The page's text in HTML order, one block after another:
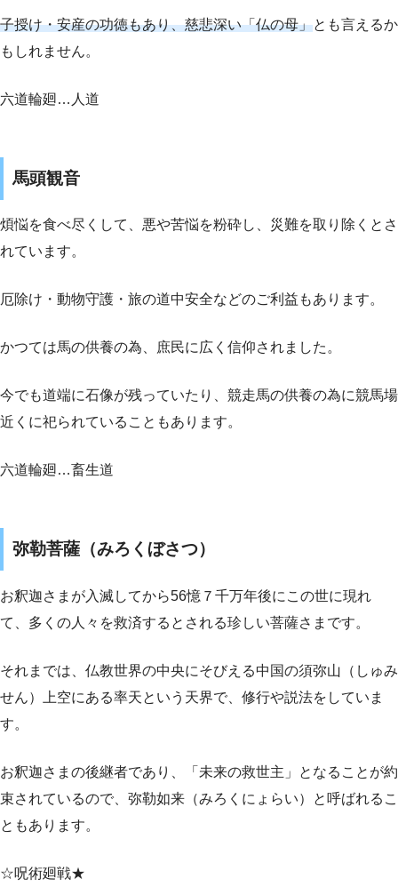
子授け・安産の功徳もあり、慈悲深い「仏の母」とも言えるか
もしれません。
六道輪廻…人道
馬頭観音
煩悩を食べ尽くして、悪や苦悩を粉砕し、災難を取り除くとさ
れています。
厄除け・動物守護・旅の道中安全などのご利益もあります。
かつては馬の供養の為、庶民に広く信仰されました。
今でも道端に石像が残っていたり、競走馬の供養の為に競馬場
近くに祀られていることもあります。
六道輪廻…畜生道
弥勒菩薩（みろくぼさつ）
お釈迦さまが入滅してから56憶７千万年後にこの世に現れ
て、多くの人々を救済するとされる珍しい菩薩さまです。
それまでは、仏教世界の中央にそびえる中国の須弥山（しゅみ
せん）上空にある率天という天界で、修行や説法をしていま
す。
お釈迦さまの後継者であり、「未来の救世主」となることが約
束されているので、弥勒如来（みろくにょらい）と呼ばれるこ
ともあります。
☆呪術廻戦★